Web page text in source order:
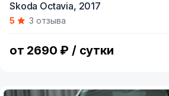
of
Skoda Octavia, 2017
5 3 отзыва
от 2690 ₽ / сутки